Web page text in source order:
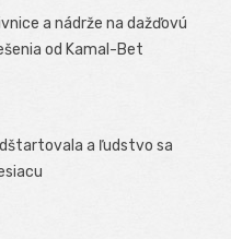
a nádrže na dažďovú
od Kamal-Bet
a ľudstvo sa